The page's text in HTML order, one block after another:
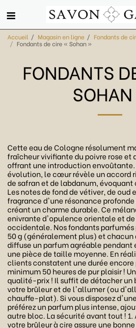
Accueil Magasin en ligne
Fondants de
Fondants de cire « Sohan »
FONDANTS
Cette eau de Cologne résolument
fraîcheur vivifiante du poivre rose et
offrant une introduction envoûtante.
évolution, le cœur révèle un accord
de safran et de labdanum,
Les notes de fond de vétiver, de
fragrance d'une résonance
créant un charme durable. Ce
enivrante d'opulence orientale et
occidentale. Nos fondants
50 g (généralement plus) et chacun
diffuse un parfum agréable pendant
une pièce de taille moyenne. En
clients constatent une durée encore
minimum 50 heures de pur plaisir !
qualité-prix ! Il suffit de détacher un
votre brûleur et de l'allumer (ou
chauffe-plat). Si vous disposez
préférez un parfum plus intense,
autre bloc. La sécurité avant tout ! 1.
votre brûleur à cire assure une